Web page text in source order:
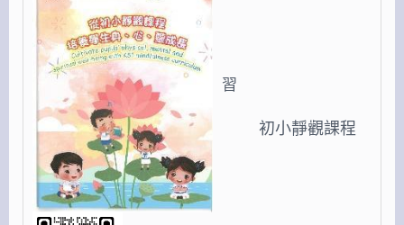
習
初小靜觀課程